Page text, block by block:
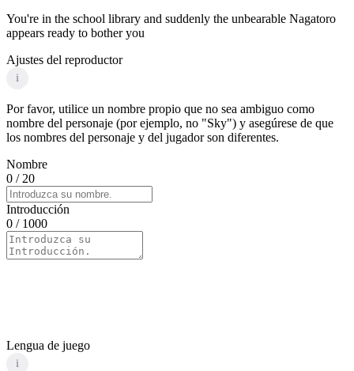
You're in the school library and suddenly the unbearable Nagatoro
appears ready to bother you
Ajustes del reproductor
i
Por favor, utilice un nombre propio que no sea ambiguo como
nombre del personaje (por ejemplo, no "Sky") y asegúrese de que
los nombres del personaje y del jugador son diferentes.
Nombre
0 / 20
Introducción
0 / 1000
Lengua de juego
i